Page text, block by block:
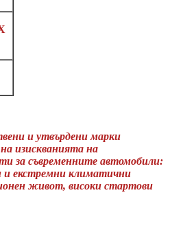
и утвърдени марки
изискванията на
за съвременните автомобили:
екстремни климатични
живот, високи стартови